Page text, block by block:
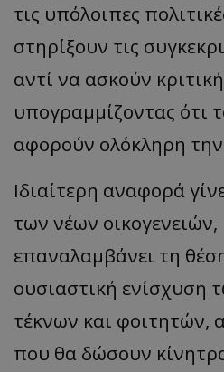
τις υπόλοιπες
στηρίξουν τις
αντί να ασκούν
υπογραμμίζοντας ότι
αφορούν ολόκληρη
Ιδιαίτερη αναφορά
των νέων
επαναλαμβάνει τη
ουσιαστική ενίσχυση
τέκνων και φοιτητών,
που θα δώσουν